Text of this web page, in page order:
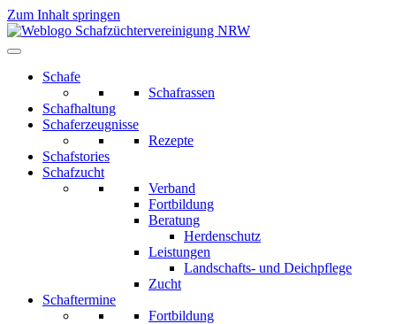
Zum Inhalt springen
Schafe
Schafrassen
Schafhaltung
Schaferzeugnisse
Rezepte
Schafstories
Schafzucht
Verband
Fortbildung
Beratung
Herdenschutz
Leistungen
Landschafts- und Deichpflege
Zucht
Schaftermine
Fortbildung